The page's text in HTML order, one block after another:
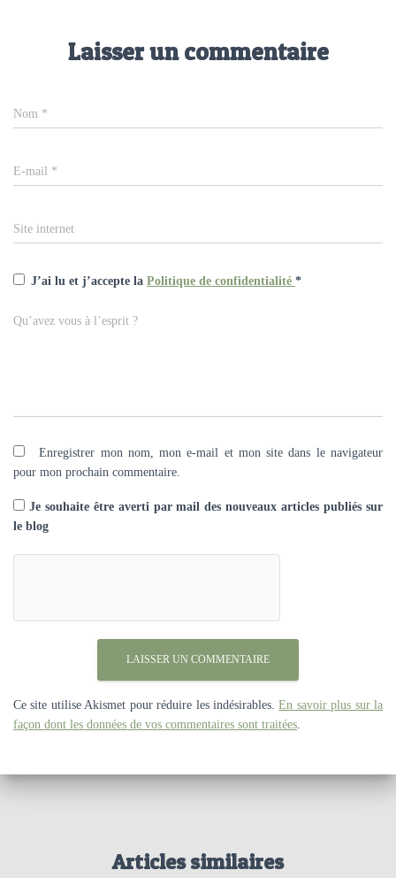
Laisser un commentaire
Nom *
E-mail *
Site internet
J’ai lu et j’accepte la Politique de confidentialité *
Qu’avez vous à l’esprit ?
Enregistrer mon nom, mon e-mail et mon site dans le navigateur
pour mon prochain commentaire.
Je souhaite être averti par mail des nouveaux articles publiés sur
le blog
Ce site utilise Akismet pour réduire les indésirables.En savoir plus sur la
façon dont les données de vos commentaires sont traitées.
Articles similaires